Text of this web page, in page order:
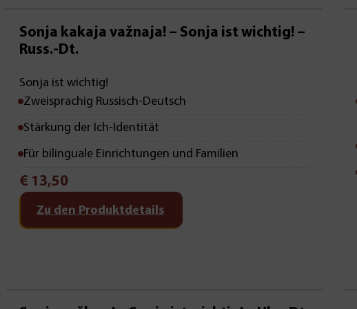
Mit Leseprobe!
Sonja kakaja važnaja! – Sonja ist wichtig! –
Russ.-Dt.
Sonja ist wichtig!
Zweisprachig Russisch-Deutsch
Stärkung der Ich-Identität
Für bilinguale Einrichtungen und Familien
€ 13,50
Zu den Produktdetails